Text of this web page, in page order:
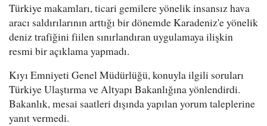
Türkiye makamları, ticari gemilere yönelik insansız hava
aracı saldırılarının arttığı bir dönemde Karadeniz'e yönelik
deniz trafiğini fiilen sınırlandıran uygulamaya ilişkin
resmi bir açıklama yapmadı.
Kıyı Emniyeti Genel Müdürlüğü, konuyla ilgili soruları
Türkiye Ulaştırma ve Altyapı Bakanlığına yönlendirdi.
Bakanlık, mesai saatleri dışında yapılan yorum taleplerine
yanıt vermedi.